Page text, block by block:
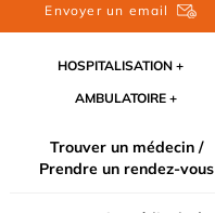
Envoyer un email
HOSPITALISATION
AMBULATOIRE
Trouver un médecin /
Prendre un rendez-vous